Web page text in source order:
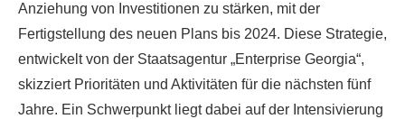
Anziehung von Investitionen zu stärken, mit der
Fertigstellung des neuen Plans bis 2024. Diese Strategie,
entwickelt von der Staatsagentur „Enterprise Georgia“,
skizziert Prioritäten und Aktivitäten für die nächsten fünf
Jahre. Ein Schwerpunkt liegt dabei auf der Intensivierung